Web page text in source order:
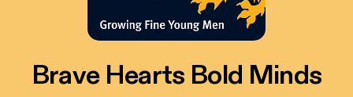
Brave Hearts Bold Minds